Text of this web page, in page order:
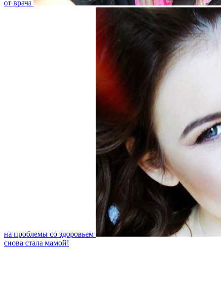
от врача
на проблемы со здоровьем
снова стала мамой!